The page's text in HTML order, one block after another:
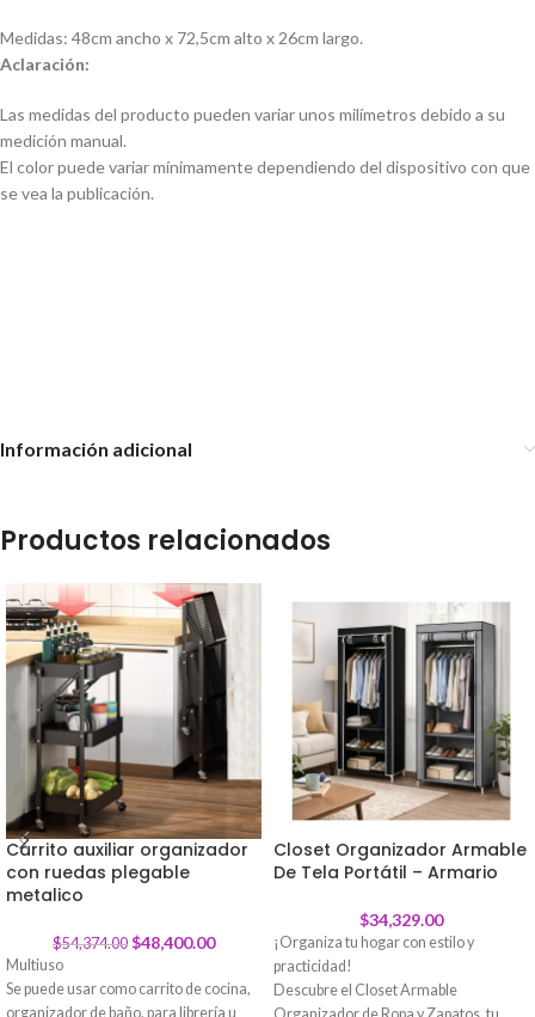
Medidas: 48cm ancho x 72,5cm alto x 26cm largo.
Aclaración:
Las medidas del producto pueden variar unos milímetros debido a su
medición manual.
El color puede variar mínimamente dependiendo del dispositivo con que
se vea la publicación.
Información adicional
Productos relacionados
-11%
Carrito auxiliar organizador
con ruedas plegable
metalico
$54,374.00 $48,400.00
Multiuso
Se puede usar como carrito de cocina,
organizador de baño, para librería u
Closet Organizador Armable
De Tela Portátil – Armario
$34,329.00
¡Organiza tu hogar con estilo y
practicidad!
Descubre el Closet Armable